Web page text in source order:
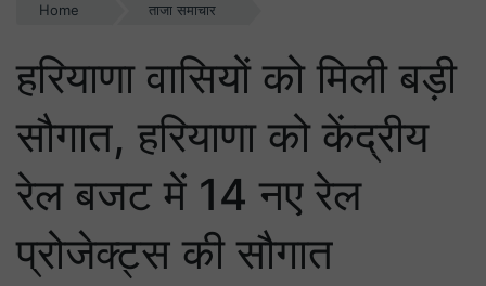
Home ताजा समाचार
हरियाणा वासियों को मिली बड़ी
सौगात, हरियाणा को केंद्रीय
रेल बजट में 14 नए रेल
प्रोजेक्ट्स की सौगात